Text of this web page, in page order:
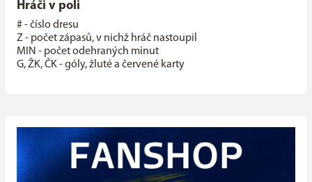
Hráči v poli
# - číslo dresu
Z - počet zápasů, v nichž hráč nastoupil
MIN - počet odehraných minut
G, ŽK, ČK - góly, žluté a červené karty